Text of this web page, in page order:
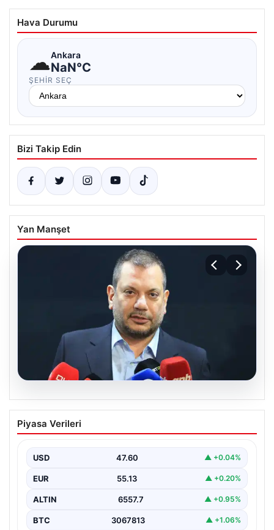
Hava Durumu
☁Ankara
NaN°C
ŞEHIR SEÇ
Bizi Takip Edin
Yan Manşet
Ertuğrul Doğan’dan Mohamed Salah
Transferi Sonrası İlk Açıklama
Mısırlı futbolcu Mohamed Salah’ın transfer gelişmeleri
hakkında…
Piyasa Verileri
USD 47.60 ▲ +0.04%
EUR 55.13 ▲ +0.20%
ALTIN 6557.7 ▲ +0.95%
BTC 3067813 ▲ +1.06%